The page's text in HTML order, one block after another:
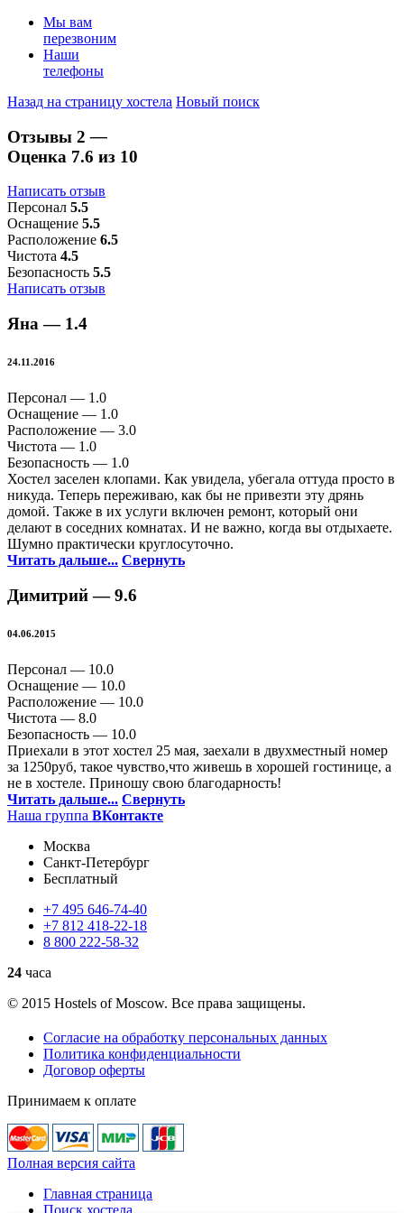
Мы вам
перезвоним
Наши
телефоны
Назад на страницу хостела Новый поиск
Отзывы 2 —
Оценка 7.6 из 10
Написать отзыв
Персонал 5.5
Оснащение 5.5
Расположение 6.5
Чистота 4.5
Безопасность 5.5
Написать отзыв
Яна — 1.4
24.11.2016
Персонал — 1.0
Оснащение — 1.0
Расположение — 3.0
Чистота — 1.0
Безопасность — 1.0
Хостел заселен клопами. Как увидела, убегала оттуда просто в
никуда. Теперь переживаю, как бы не привезти эту дрянь
домой. Также в их услуги включен ремонт, который они
делают в соседних комнатах. И не важно, когда вы отдыхаете.
Шумно практически круглосуточно.
Читать дальше... Свернуть
Димитрий —9.6
04.06.2015
Персонал — 10.0
Оснащение — 10.0
Расположение — 10.0
Чистота — 8.0
Безопасность — 10.0
Приехали в этот хостел 25 мая, заехали в двухместный номер
за 1250руб, такое чувство,что живешь в хорошей гостинице, а
не в хостеле. Приношу свою благодарность!
Читать дальше... Свернуть
Наша группа ВКонтакте
Москва
Санкт-Петербург
Бесплатный
+7 495 646-74-40
+7 812 418-22-18
8 800 222-58-32
24 часа
© 2015 Hostels of Moscow. Все права защищены.
Согласие на обработку персональных данных
Политика конфиденциальности
Договор оферты
Принимаем к оплате
Полная версия сайта
Главная страница
Поиск хостела